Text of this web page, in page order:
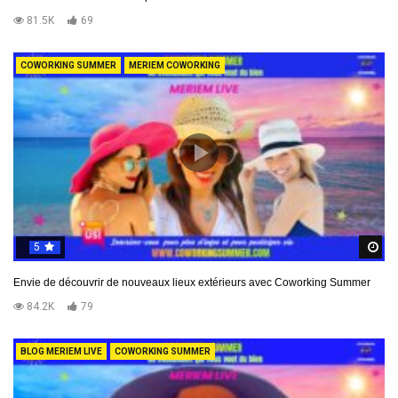
81.5K
69
COWORKING SUMMER MERIEM COWORKING
5
Envie de découvrir de nouveaux lieux extérieurs avec Coworking Summer
84.2K
79
BLOG MERIEM LIVE COWORKING SUMMER